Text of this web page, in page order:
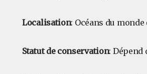
Localisation: Océans du monde
Statut de conservation: Dépend